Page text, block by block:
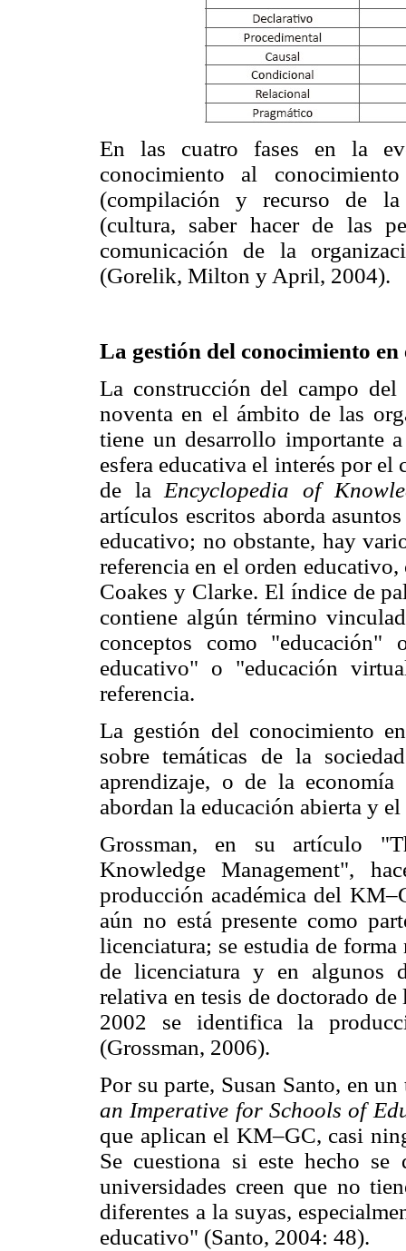
En las cuatro fases en la
conocimiento al
(compilación y recurso de
(cultura, saber hacer de las
comunicación de la
(Gorelik, Milton y April, 2004).
La gestión del conocimiento
La construcción del campo
noventa en el ámbito de las
tiene un desarrollo importante
esfera educativa el interés por el
de la Encyclopedia of
artículos escritos aborda
educativo; no obstante, hay
referencia en el orden
Coakes y Clarke. El índice de
contiene algún término
conceptos como
educativo" o "educación
referencia.
La gestión del conocimiento
sobre temáticas de la
aprendizaje, o de la
abordan la educación abierta y
Grossman, en su artículo
Knowledge Management",
producción académica del
aún no está presente como
licenciatura; se estudia de
de licenciatura y en algunos
relativa en tesis de doctorado
2002 se identifica la
(Grossman, 2006).
Por su parte, Susan Santo, en
an Imperative for Schools of
que aplican el KM–GC, casi
Se cuestiona si este hecho se
universidades creen que no
diferentes a la suyas,
educativo" (Santo, 2004: 48).